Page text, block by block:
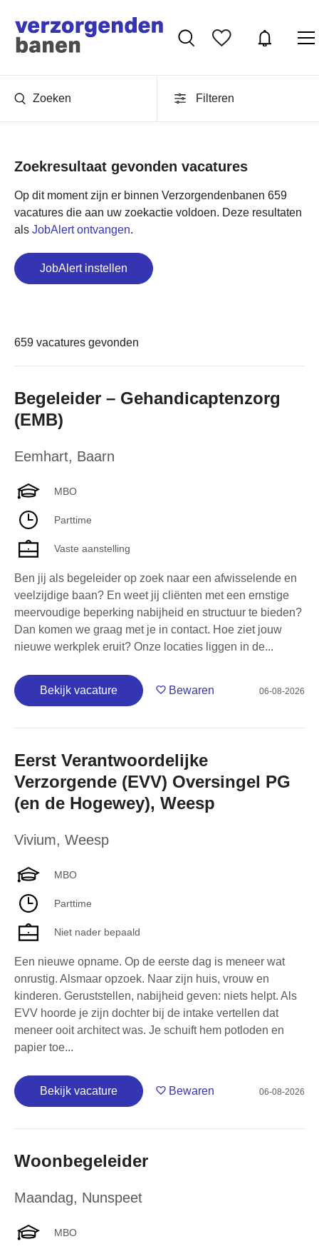
Zoeken Filteren
Zoekresultaat gevonden vacatures
Op dit moment zijn er binnen Verzorgendenbanen 659
vacatures die aan uw zoekactie voldoen. Deze resultaten
als JobAlert ontvangen.
JobAlert instellen
659 vacatures gevonden
Begeleider – Gehandicaptenzorg
(EMB)
Eemhart, Baarn
MBO
Parttime
Vaste aanstelling
Ben jij als begeleider op zoek naar een afwisselende en
veelzijdige baan? En weet jij cliënten met een ernstige
meervoudige beperking nabijheid en structuur te bieden?
Dan komen we graag met je in contact. Hoe ziet jouw
nieuwe werkplek eruit? Onze locaties liggen in de...
Bekijk vacature Bewaren 06-08-2026
Eerst Verantwoordelijke
Verzorgende (EVV) Oversingel PG
(en de Hogewey), Weesp
Vivium, Weesp
MBO
Parttime
Niet nader bepaald
Een nieuwe opname. Op de eerste dag is meneer wat
onrustig. Alsmaar opzoek. Naar zijn huis, vrouw en
kinderen. Geruststellen, nabijheid geven: niets helpt. Als
EVV hoorde je zijn dochter bij de intake vertellen dat
meneer ooit architect was. Je schuift hem potloden en
papier toe...
Bekijk vacature Bewaren 06-08-2026
Woonbegeleider
Maandag, Nunspeet
MBO